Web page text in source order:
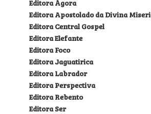
Editora Ágora
Editora Apostolado da Divina
Editora Central Gospel
Editora Elefante
Editora Foco
Editora Jaguatirica
Editora Labrador
Editora Perspectiva
Editora Rebento
Editora Ser